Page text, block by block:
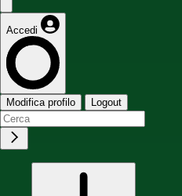
Accedi
Modifica profilo Logout